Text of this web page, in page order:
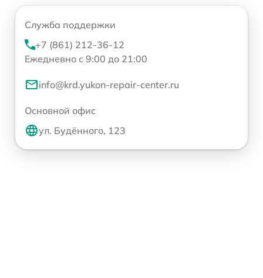
Служба поддержки
+7 (861) 212-36-12
Ежедневно с 9:00 до 21:00
info@krd.yukon-repair-center.ru
Основной офис
ул. Будённого, 123